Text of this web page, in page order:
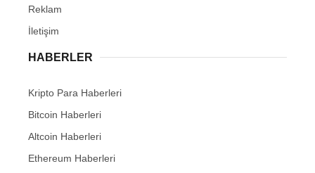
Reklam
İletişim
HABERLER
Kripto Para Haberleri
Bitcoin Haberleri
Altcoin Haberleri
Ethereum Haberleri